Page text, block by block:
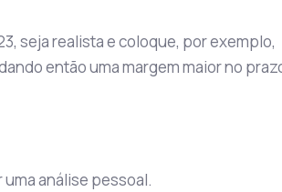
seja realista e coloque, por exemplo,
então uma margem maior no
análise pessoal.